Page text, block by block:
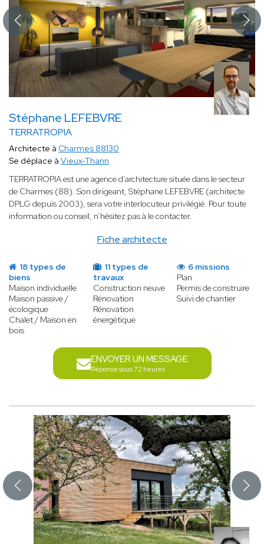
Stéphane LEFEBVRE
TERRATROPIA
Fiche architecte
Architecte à Charmes 88130
Se déplace à Vieux-Thann
TERRATROPIA est une agence d’architecture située dans le secteur
de Charmes (88). Son dirigeant, Stéphane LEFEBVRE (architecte
DPLG depuis 2003), sera votre interlocuteur privilégié. Pour toute
information ou conseil, n’hésitez pas à le contacter.
18 types de
biens
Maison individuelle
Maison passive /
écologique
Chalet / Maison en
bois
11 types de
travaux
Construction neuve
Rénovation
Rénovation
énergétique
6 missions
Plan
Permis de construire
Suivi de chantier
ENVOYER UN MESSAGE
Réponse sous 72 heures